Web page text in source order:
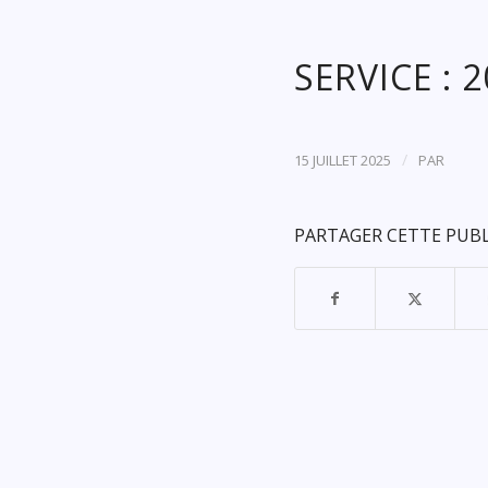
SERVICE :
15 JUILLET 2025 / PAR
PARTAGER CETTE